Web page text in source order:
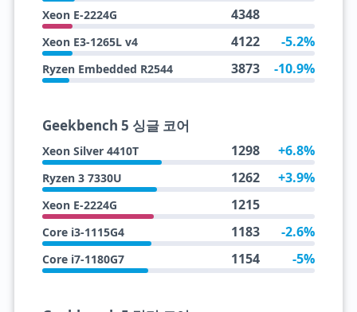
Xeon E-2224G 4348
Xeon E3-1265L v4 4122 -5.2%
Ryzen Embedded R2544 3873 -10.9%
Geekbench 5 싱글 코어
Xeon Silver 4410T 1298 +6.8%
Ryzen 3 7330U 1262 +3.9%
Xeon E-2224G 1215
Core i3-1115G4 1183 -2.6%
Core i7-1180G7 1154 -5%